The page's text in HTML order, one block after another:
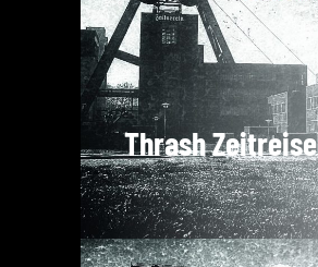
Thrash Zeitreise